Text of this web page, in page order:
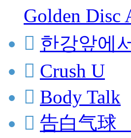
Golden Disc
 한강앞에
 Crush U
 Body Talk
 告白气球